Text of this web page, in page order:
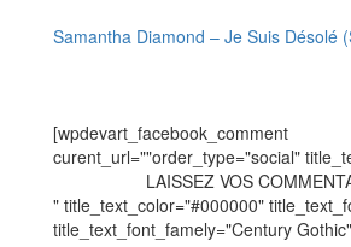
Samantha Diamond – Je Suis Désolé
[wpdevart_facebook_comment
curent_url=""order_type="social"
LAISSEZ VOS
" title_text_color="#000000"
title_text_font_famely="Century Gothic"